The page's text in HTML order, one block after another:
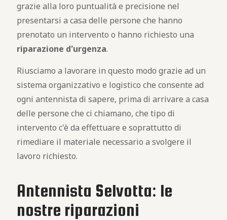
grazie alla loro puntualità e precisione nel
presentarsi a casa delle persone che hanno
prenotato un intervento o hanno richiesto una
riparazione d'urgenza.
Riusciamo a lavorare in questo modo grazie ad un
sistema organizzativo e logistico che consente ad
ogni antennista di sapere, prima di arrivare a casa
delle persone che ci chiamano, che tipo di
intervento c'è da effettuare e soprattutto di
rimediare il materiale necessario a svolgere il
lavoro richiesto.
Antennista Selvotta: le
nostre riparazioni